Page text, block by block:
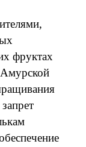
фруктах
Амурской